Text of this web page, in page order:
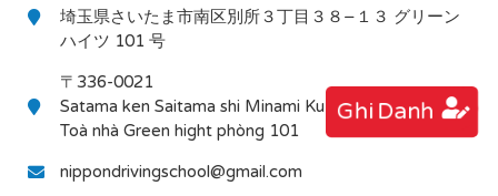
Ghi Danh
埼玉県さいたま市南区別所３丁目３８−１３ グリーン
ハイツ 101 号
〒336-0021
Satama ken Saitama shi Minami Ku Bessho 3-38-13
Toà nhà Green hight phòng 101
nippondrivingschool@gmail.com